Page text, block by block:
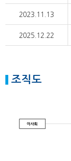
2023.11.13
2025.12.22
조직도